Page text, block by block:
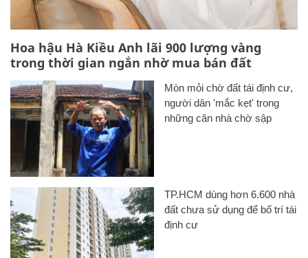
Hoa hậu Hà Kiều Anh lãi 900 lượng vàng
trong thời gian ngắn nhờ mua bán đất
Mòn mỏi chờ đất tái định cư,
người dân 'mắc kẹt' trong
những căn nhà chờ sập
TP.HCM dùng hơn 6.600 nhà
đất chưa sử dụng để bố trí tái
định cư